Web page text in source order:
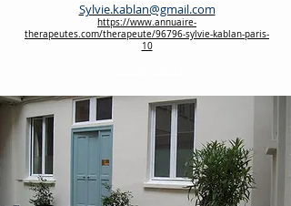
Sylvie.kablan@gmail.com
https://www.annuaire-
therapeutes.com/therapeute/96796-sylvie-kablan-paris-
10​